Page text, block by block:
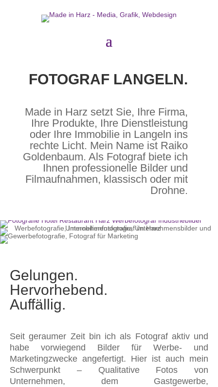
FOTOGRAF LANGELN.
Made in Harz setzt Sie, Ihre Firma,
Ihre Produkte, Ihre Dienstleistung
oder Ihre Immobilie in Langeln ins
rechte Licht. Mein Name ist Raiko
Goldenbaum. Als Fotograf biete ich
Ihnen professionelle Bilder und
Filmaufnahmen, klassisch oder mit
Drohne.
Gelungen.
Hervorhebend.
Auffällig.
Seit geraumer Zeit bin ich als Fotograf aktiv und
habe vorwiegend Bilder für Werbe- und
Marketingzwecke angefertigt. Hier ist auch mein
Schwerpunkt – Qualitative Fotos von
Unternehmen, dem Gastgewerbe,